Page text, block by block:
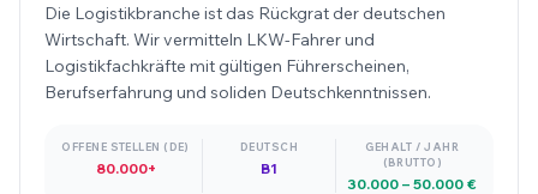
Die Logistikbranche ist das Rückgrat der deutschen
Wirtschaft. Wir vermitteln LKW-Fahrer und
Logistikfachkräfte mit gültigen Führerscheinen,
Berufserfahrung und soliden Deutschkenntnissen.
OFFENE STELLEN (DE)
80.000+
DEUTSCH
B1
GEHALT / JAHR
(BRUTTO)
30.000 – 50.000 €